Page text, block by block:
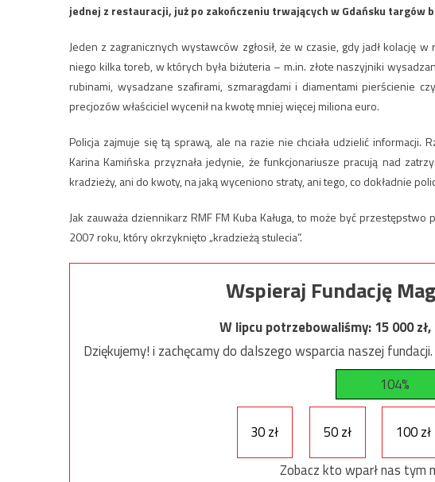
jednej z restauracji, już po zakończeniu trwających w Gdańsku targów
Jeden z zagranicznych wystawców zgłosił, że w czasie, gdy jadł kolację
niego kilka toreb, w których była biżuteria – m.in. złote naszyjniki
rubinami, wysadzane szafirami, szmaragdami i diamentami pierścienie
precjozów właściciel wycenił na kwotę mniej więcej miliona euro.
Policja zajmuje się tą sprawą, ale na razie nie chciała udzielić informacji.
Karina Kamińska przyznała jedynie, że funkcjonariusze pracują nad
kradzieży, ani do kwoty, na jaką wyceniono straty, ani tego, co dokładnie
Jak zauważa dziennikarz RMF FM Kuba Kaługa, to może być
2007 roku, który okrzyknięto „kradzieżą stulecia”.
Wspieraj Fundację
W lipcu potrzebowaliśmy:15 000
Dziękujemy! i zachęcamy do dalszego wsparcia naszej fundacji.
104%
30 zł 50 zł 100 zł
Zobacz kto wparł nas tym